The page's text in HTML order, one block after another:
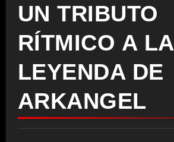
UN TRIBUTO
RÍTMICO A LA
LEYENDA DE
ARKANGEL